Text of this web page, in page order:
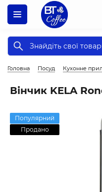
Головна Посуд Кухонне
Вінчик KELA
Популярний
Продано